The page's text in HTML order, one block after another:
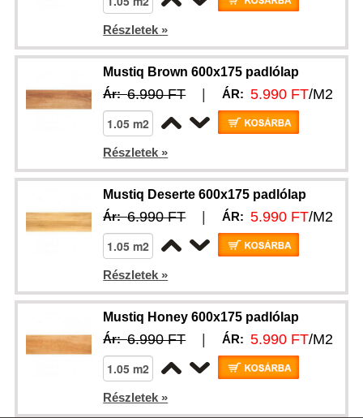
Részletek »
Mustiq Brown 600x175 padlólap
Ár:6.990 FT|ÁR:5.990 FT/M2
Részletek »
Mustiq Deserte 600x175 padlólap
Ár:6.990 FT|ÁR:5.990 FT/M2
Részletek »
Mustiq Honey 600x175 padlólap
Ár:6.990 FT|ÁR:5.990 FT/M2
Részletek »